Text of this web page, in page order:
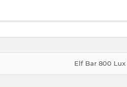
Elf Bar 800